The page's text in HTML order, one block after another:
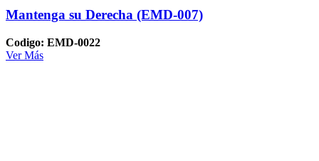
Mantenga su Derecha (EMD-007)
Codigo: EMD-0022
Ver Más